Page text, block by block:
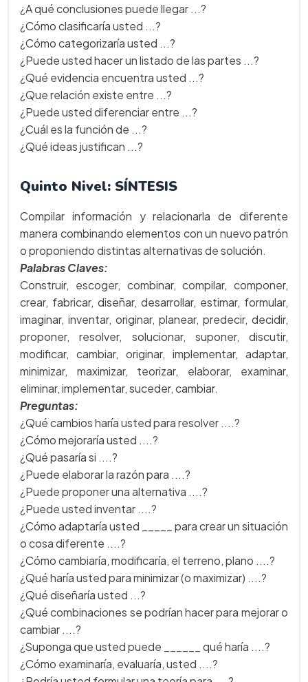
¿A qué conclusiones puede llegar ...?
¿Cómo clasificaría usted ...?
¿Cómo categorizaría usted ...?
¿Puede usted hacer un listado de las partes ...?
¿Qué evidencia encuentra usted ...?
¿Que relación existe entre ...?
¿Puede usted diferenciar entre ...?
¿Cuál es la función de ...?
¿Qué ideas justifican ...?
Quinto Nivel: SÍNTESIS
Compilar información y relacionarla de diferente
manera combinando elementos con un nuevo patrón
o proponiendo distintas alternativas de solución.
Palabras Claves:
Construir, escoger, combinar, compilar, componer,
crear, fabricar, diseñar, desarrollar, estimar, formular,
imaginar, inventar, originar, planear, predecir, decidir,
proponer, resolver, solucionar, suponer, discutir,
modificar, cambiar, originar, implementar, adaptar,
minimizar, maximizar, teorizar, elaborar, examinar,
eliminar, implementar, suceder, cambiar.
Preguntas:
¿Qué cambios haría usted para resolver ....?
¿Cómo mejoraría usted ....?
¿Qué pasaría si ....?
¿Puede elaborar la razón para ....?
¿Puede proponer una alternativa ....?
¿Puede usted inventar ....?
¿Cómo adaptaría usted _____ para crear un situación
o cosa diferente ....?
¿Cómo cambiaría, modificaría, el terreno, plano ....?
¿Qué haría usted para minimizar (o maximizar) ....?
¿Qué diseñaría usted ...?
¿Qué combinaciones se podrían hacer para mejorar o
cambiar ....?
¿Suponga que usted puede ______ qué haría ....?
¿Cómo examinaría, evaluaría, usted ....?